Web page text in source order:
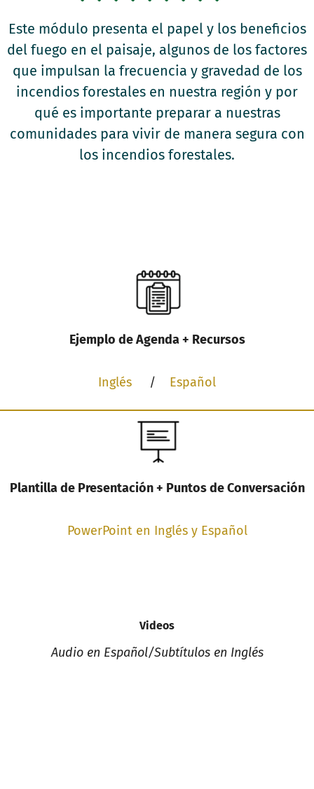
Este módulo presenta el papel y los beneficios
del fuego en el paisaje, algunos de los factores
que impulsan la frecuencia y gravedad de los
incendios forestales en nuestra región y por
qué es importante preparar a nuestras
comunidades para vivir de manera segura con
los incendios forestales.
Ejemplo de Agenda + Recursos
Inglés / Español
Plantilla de Presentación + Puntos de Conversación
PowerPoint en Inglés y Español
Videos
Audio en Español/Subtítulos en Inglés